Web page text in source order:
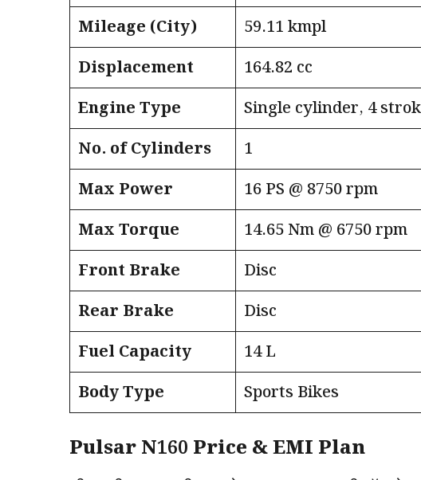
Mileage (City)
59.11 kmpl
Displacement
164.82 cc
Engine Type
Single cylinder, 4
No. of Cylinders
1
Max Power
16 PS @ 8750 rpm
Max Torque
14.65 Nm @ 6750 rpm
Front Brake
Disc
Rear Brake
Disc
Fuel Capacity
14 L
Body Type
Sports Bikes
Pulsar N160 Price & EMI Plan